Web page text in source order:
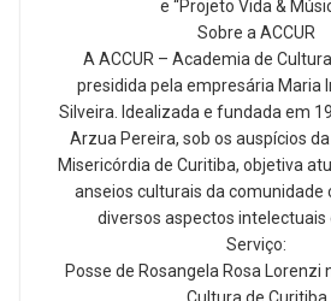
e “Projeto Vida &
Sobre a ACCUR
A ACCUR – Academia de
presidida pela empresária Maria
Silveira. Idealizada e fundada em
Arzua Pereira, sob os auspícios
Misericórdia de Curitiba, objetiva
anseios culturais da comunidade
diversos aspectos intelectuais
Serviço:
Posse de Rosangela Rosa Lorenzi